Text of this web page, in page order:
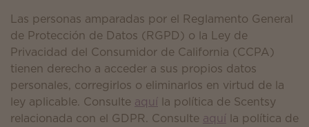
Las personas amparadas por el Reglamento General
de Protección de Datos (RGPD) o la Ley de
Privacidad del Consumidor de California (CCPA)
tienen derecho a acceder a sus propios datos
personales, corregirlos o eliminarlos en virtud de la
ley aplicable. Consulte aquí la política de Scentsy
relacionada con el GDPR. Consulte aquí la política de